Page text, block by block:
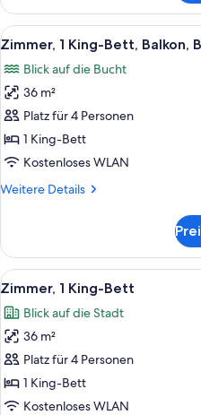
2 Queen-
Betten
Alle
Fotos
für
Zimmer,
1 King-
Bett,
Balkon,
anzeigen
21
Zimmer, 1 King-Bett, Balkon,
Blick auf die Bucht
36 m²
Platz für 4 Personen
1 King-Bett
Kostenloses WLAN
Weitere Details
Weitere
1 King-
Bett,
Balkon,
Alle
Fotos
für
Zimmer,
1 King-
Bett
anzeigen
19
Zimmer, 1 King-Bett
Blick auf die Stadt
36 m²
Platz für 4 Personen
1 King-Bett
Kostenloses WLAN